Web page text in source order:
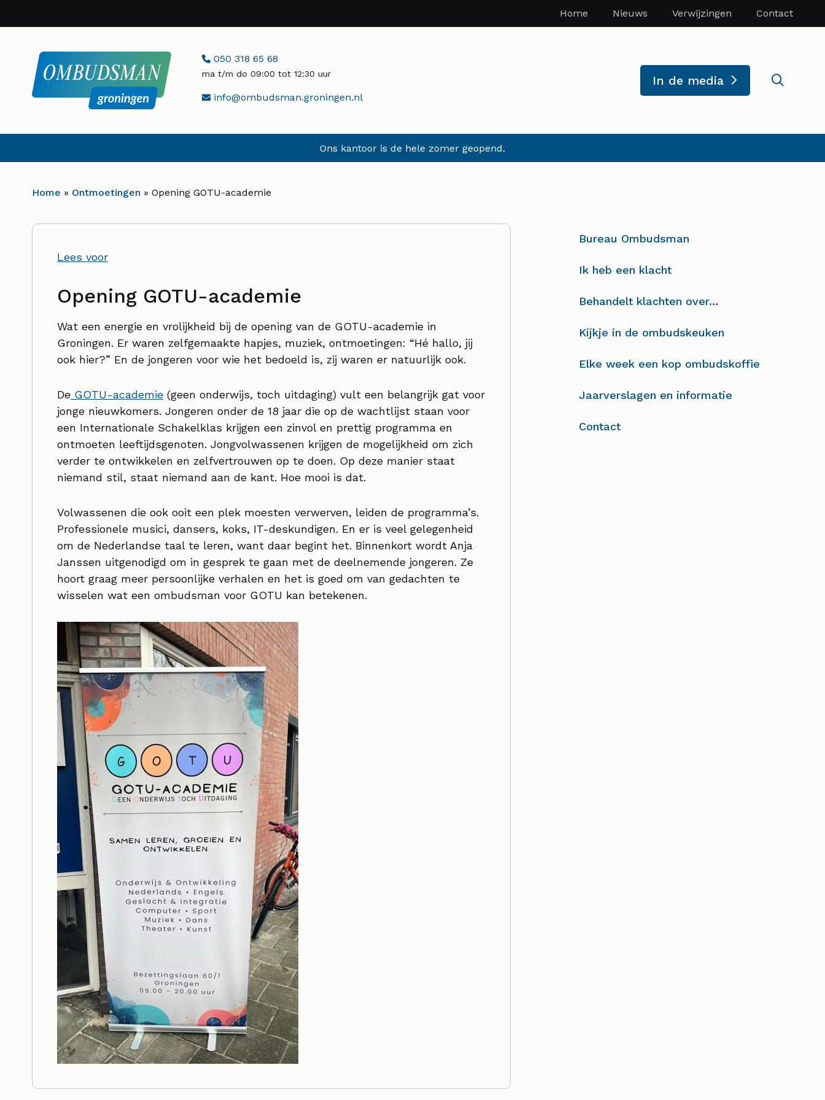
hoofdinhoud
Home Nieuws Verwijzingen Contact
Telefoonnummer:
050 318 65 68
ma t/m do 09:00 tot 12:30 uur
E-info@ombudsman.groningen.nl
In de media
Ons kantoor is de hele zomer geopend.
Home » Ontmoetingen » Opening GOTU-academie
Lees voor
Opening GOTU-academie
Wat een energie en vrolijkheid bij de opening van de GOTU-academie in
Groningen. Er waren zelfgemaakte hapjes, muziek, ontmoetingen: “Hé hallo, jij
ook hier?” En de jongeren voor wie het bedoeld is, zij waren er natuurlijk ook.
De GOTU-academie (geen onderwijs, toch uitdaging) vult een belangrijk gat voor
jonge nieuwkomers. Jongeren onder de 18 jaar die op de wachtlijst staan voor
een Internationale Schakelklas krijgen een zinvol en prettig programma en
ontmoeten leeftijdsgenoten. Jongvolwassenen krijgen de mogelijkheid om zich
verder te ontwikkelen en zelfvertrouwen op te doen. Op deze manier staat
niemand stil, staat niemand aan de kant. Hoe mooi is dat.
Volwassenen die ook ooit een plek moesten verwerven, leiden de programma’s.
Professionele musici, dansers, koks, IT-deskundigen. En er is veel gelegenheid
om de Nederlandse taal te leren, want daar begint het. Binnenkort wordt Anja
Janssen uitgenodigd om in gesprek te gaan met de deelnemende jongeren. Ze
hoort graag meer persoonlijke verhalen en het is goed om van gedachten te
wisselen wat een ombudsman voor GOTU kan betekenen.
Bureau Ombudsman
Ik heb een klacht
Behandelt klachten over…
Kijkje in de ombudskeuken
Elke week een kop ombudskoffie
Jaarverslagen en informatie
Contact